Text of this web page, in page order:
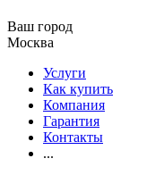
Ваш город
Москва
Услуги
Как купить
Компания
Гарантия
Контакты
...